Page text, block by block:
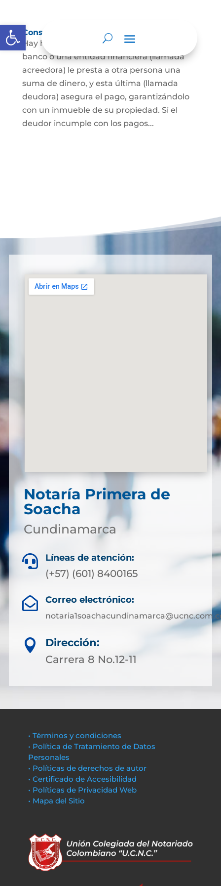
Abrir barra de herramientas
Constitución de hipoteca
Hay hipoteca cuando una persona, o un
banco o una entidad financiera (llamada
acreedora) le presta a otra persona una
suma de dinero, y esta última (llamada
deudora) asegura el pago, garantizándolo
con un inmueble de su propiedad. Si el
deudor incumple con los pagos...
Notaría Primera de
Soacha
Cundinamarca
 Líneas de atención:
(+57) (601) 8400165
 Correo electrónico:

Dirección:
Carrera 8 No.12-11
• Términos y condiciones
• Política de Tratamiento de Datos
Personales
• Políticas de derechos de autor
• Certificado de Accesibilidad
• Políticas de Privacidad Web
• Mapa del Sitio